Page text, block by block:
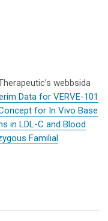
webbsida
Data for VERVE-101
for In Vivo Base
in LDL-C and Blood
Familial